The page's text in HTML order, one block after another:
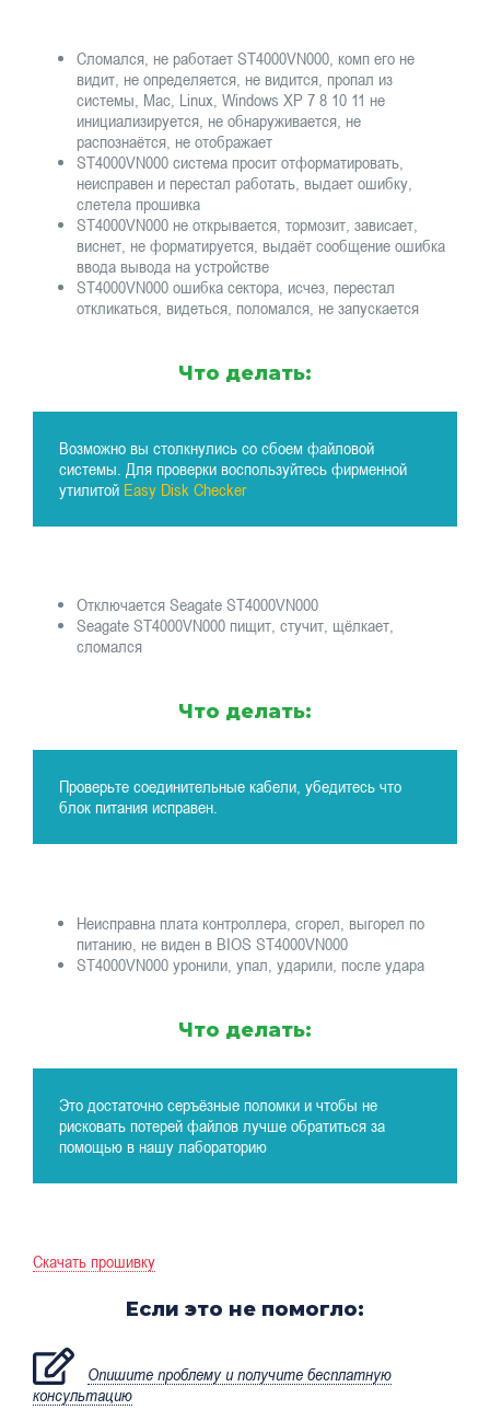
Сломался, не работает ST4000VN000, комп его не
видит, не определяется, не видится, пропал из
системы, Mac, Linux, Windows XP 7 8 10 11 не
инициализируется, не обнаруживается, не
распознаётся, не отображает
ST4000VN000 система просит отформатировать,
неисправен и перестал работать, выдает ошибку,
слетела прошивка
ST4000VN000 не открывается, тормозит, зависает,
виснет, не форматируется, выдаёт сообщение ошибка
ввода вывода на устройстве
ST4000VN000 ошибка сектора, исчез, перестал
откликаться, видеться, поломался, не запускается
Что делать:
Возможно вы столкнулись со сбоем файловой
системы. Для проверки воспользуйтесь фирменной
утилитой Easy Disk Checker
Отключается Seagate ST4000VN000
Seagate ST4000VN000 пищит, стучит, щёлкает,
сломался
Что делать:
Проверьте соединительные кабели, убедитесь что
блок питания исправен.
Неисправна плата контроллера, сгорел, выгорел по
питанию, не виден в BIOS ST4000VN000
ST4000VN000 уронили, упал, ударили, после удара
Что делать:
Это достаточно серъёзные поломки и чтобы не
рисковать потерей файлов лучше обратиться за
помощью в нашу лабораторию
Скачать прошивку
Если это не помогло:
Опишите проблему и получите бесплатную
консультацию